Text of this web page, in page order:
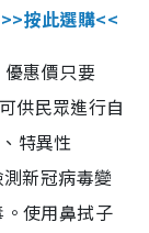
>>按此選購<<
惠價只要
供民眾進行自
特異性
新冠病毒變
使用鼻拭子